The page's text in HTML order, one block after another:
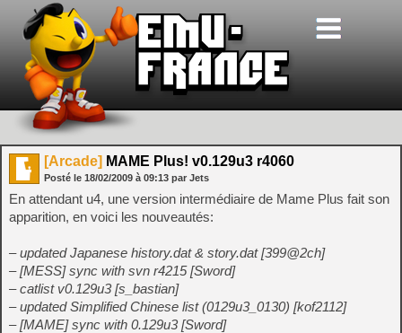
[Arcade] MAME Plus! v0.129u3 r4060
Posté le 18/02/2009 à 09:13 par Jets
En attendant u4, une version intermédiaire de Mame Plus fait son
apparition, en voici les nouveautés:
– updated Japanese history.dat & story.dat [399@2ch]
– [MESS] sync with svn r4215 [Sword]
– catlist v0.129u3 [s_bastian]
– updated Simplified Chinese list (0129u3_0130) [kof2112]
– [MAME] sync with 0.129u3 [Sword]